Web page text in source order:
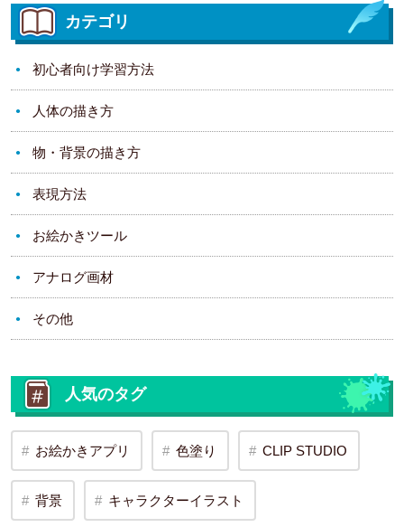
カテゴリ
初心者向け学習方法
人体の描き方
物・背景の描き方
表現方法
お絵かきツール
アナログ画材
その他
人気のタグ
お絵かきアプリ 色塗り CLIP STUDIO
背景 キャラクターイラスト